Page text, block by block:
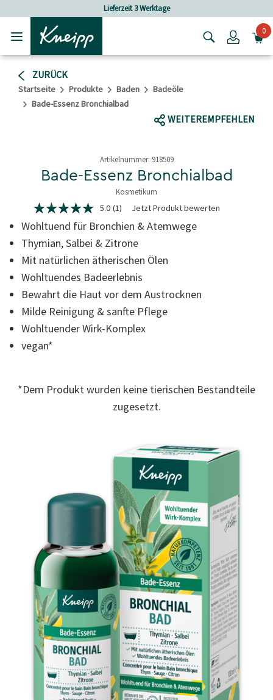
Login0
ZURÜCK
Startseite Produkte Baden
Badeöle
Bade-Essenz Bronchialbad
WEITEREMPFEHLEN
Artikelnummer: 918509
Bade-Essenz Bronchialbad
Kosmetikum
5 von 5 Sternen
5.0
von
5
Sternen,
Durchschnittswert
der
Bewertung.
Read
a
Review.
Link
derselben
Seite.
5.0 (1) Jetzt Produkt bewerten
Wohltuend für Bronchien & Atemwege
Thymian, Salbei & Zitrone
Mit natürlichen ätherischen Ölen
Wohltuendes Badeerlebnis
Bewahrt die Haut vor dem Austrocknen
Milde Reinigung & sanfte Pflege
Wohltuender Wirk-Komplex
vegan*
*Dem Produkt wurden keine tierischen Bestandteile
zugesetzt.